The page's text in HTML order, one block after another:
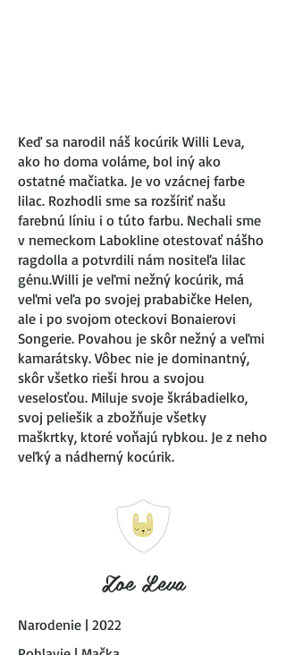
Keď sa narodil náš kocúrik Willi Leva,
ako ho doma voláme, bol iný ako
ostatné mačiatka. Je vo vzácnej farbe
lilac. Rozhodli sme sa rozšíriť našu
farebnú líniu i o túto farbu. Nechali sme
v nemeckom Labokline otestovať nášho
ragdolla a potvrdili nám nositeľa lilac
génu.Willi je veľmi nežný kocúrik, má
veľmi veľa po svojej prababičke Helen,
ale i po svojom oteckovi Bonaierovi
Songerie. Povahou je skôr nežný a veľmi
kamarátsky. Vôbec nie je dominantný,
skôr všetko rieši hrou a svojou
veselosťou. Miluje svoje škrábadielko,
svoj peliešik a zbožňuje všetky
maškrtky, ktoré voňajú rybkou. Je z neho
veľký a nádherný kocúrik.
Zoe Leva
Narodenie | 2022